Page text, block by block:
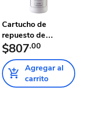
Cartucho de
repuesto de
sedimentación du...
$807.00
Agregar al
carrito